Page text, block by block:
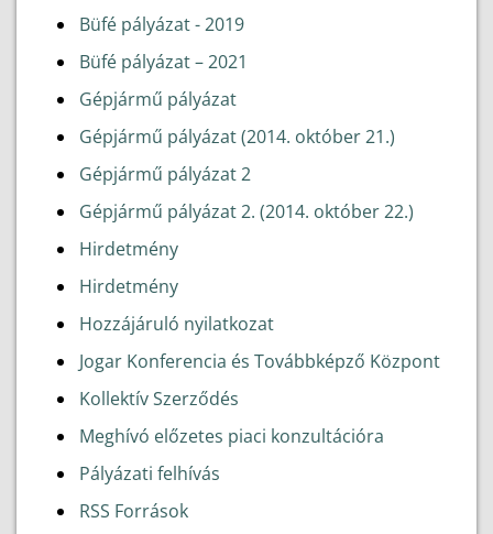
Büfé pályázat - 2019
Büfé pályázat – 2021
Gépjármű pályázat
Gépjármű pályázat (2014. október 21.)
Gépjármű pályázat 2
Gépjármű pályázat 2. (2014. október 22.)
Hirdetmény
Hirdetmény
Hozzájáruló nyilatkozat
Jogar Konferencia és Továbbképző Központ
Kollektív Szerződés
Meghívó előzetes piaci konzultációra
Pályázati felhívás
RSS Források